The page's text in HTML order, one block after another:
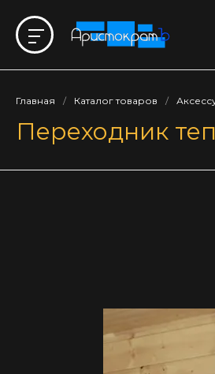
Главная / Каталог товаров /
Переходник